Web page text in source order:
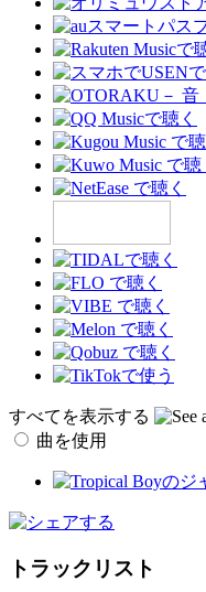
すべてを表示する
曲を使用
トラックリスト